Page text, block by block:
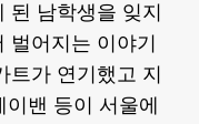
된 남학생을 잊지
어지는 이야기
트가 연기했고 지
밴 등이 서울에